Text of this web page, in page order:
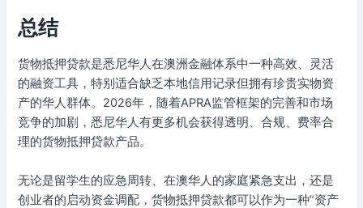
总结
货物抵押贷款是悉尼华人在澳洲金融体系中一种高效、灵活
的融资工具，特别适合缺乏本地信用记录但拥有珍贵实物资
产的华人群体。2026年，随着APRA监管框架的完善和市场
竞争的加剧，悉尼华人有更多机会获得透明、合规、费率合
理的货物抵押贷款产品。
无论是留学生的应急周转、在澳华人的家庭紧急支出，还是
创业者的启动资金调配，货物抵押贷款都可以作为一种”资产